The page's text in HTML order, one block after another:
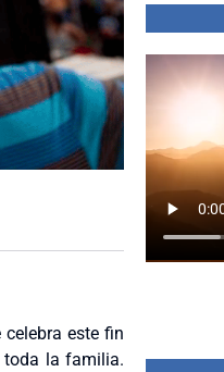
celebra este fin
toda la familia.